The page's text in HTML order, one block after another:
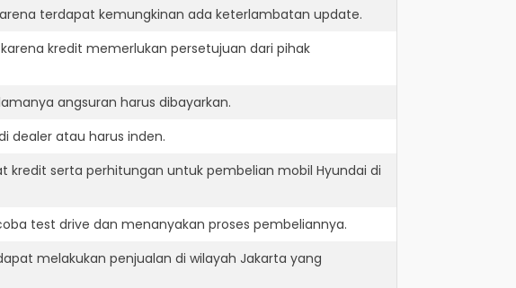
terdapat kemungkinan ada keterlambatan update.
kredit memerlukan persetujuan dari pihak
angsuran harus dibayarkan.
dealer atau harus inden.
serta perhitungan untuk pembelian mobil Hyundai di
test drive dan menanyakan proses pembeliannya.
melakukan penjualan di wilayah Jakarta yang